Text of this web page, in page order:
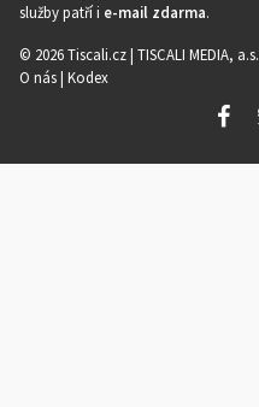
služby patří i e-mail zdarma.
© 2026 Tiscali.cz | TISCALI MEDIA, a.s.
O nás| Kodex